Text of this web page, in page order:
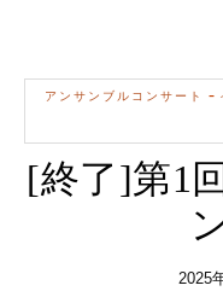
アンサンブルコンサート -
[終了]第1
2025